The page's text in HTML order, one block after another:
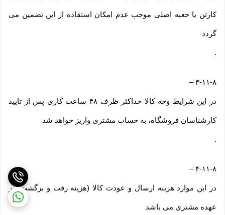
کارتن یا جعبه اصلی موجب عدم امکان استفاده از این تضمین می
گردد
.
۳-۱۱-۸–
در این شرایط وجه کالا حداکثر ظرف ۴۸ ساعت کاری پس از تایید
کارشناسان فروشگاه، به حساب مشتری واریز خواهد شد
.
۴-۱۱-۸–
در این موارد هزینه ارسال و عودت کالا (هزینه رفت و برگشت) بر
عهده مشتری می باشد